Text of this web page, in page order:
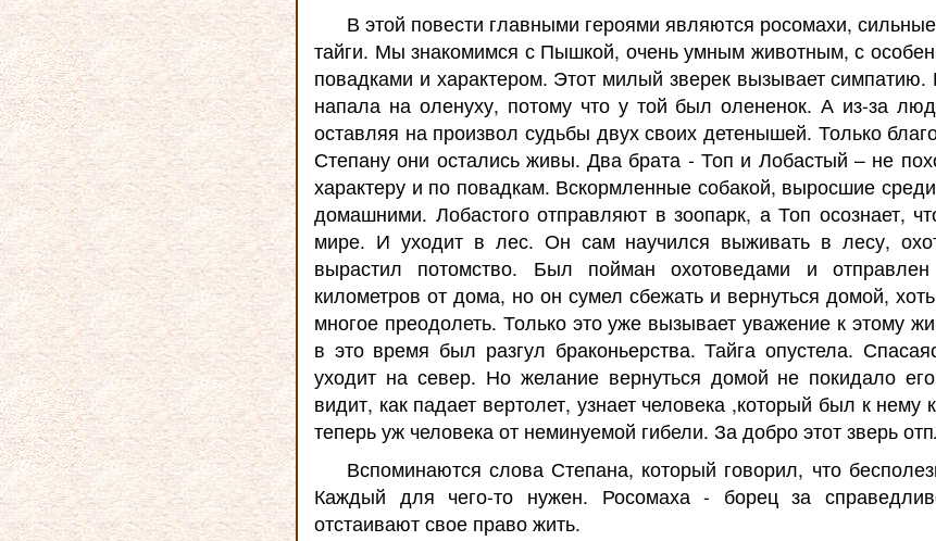
В этой повести главными героями являются росомахи,
тайги. Мы знакомимся с Пышкой, очень умным животным, с
повадками и характером. Этот милый зверек вызывает
напала на оленуху, потому что у той был олененок. А из-за
оставляя на произвол судьбы двух своих детенышей. Только
Степану они остались живы. Два брата - Топ и Лобастый – не
характеру и по повадкам. Вскормленные собакой, выросшие
домашними. Лобастого отправляют в зоопарк, а Топ осознает,
мире. И уходит в лес. Он сам научился выживать в лесу,
вырастил потомство. Был пойман охотоведами и
километров от дома, но он сумел сбежать и вернуться домой,
многое преодолеть. Только это уже вызывает уважение к этому
в это время был разгул браконьерства. Тайга опустела.
уходит на север. Но желание вернуться домой не покидало
видит, как падает вертолет, узнает человека ,который был к нему
теперь уж человека от неминуемой гибели. За добро этот зверь
Вспоминаются слова Степана, который говорил, что
Каждый для чего-то нужен. Росомаха - борец за
отстаивают свое право жить.